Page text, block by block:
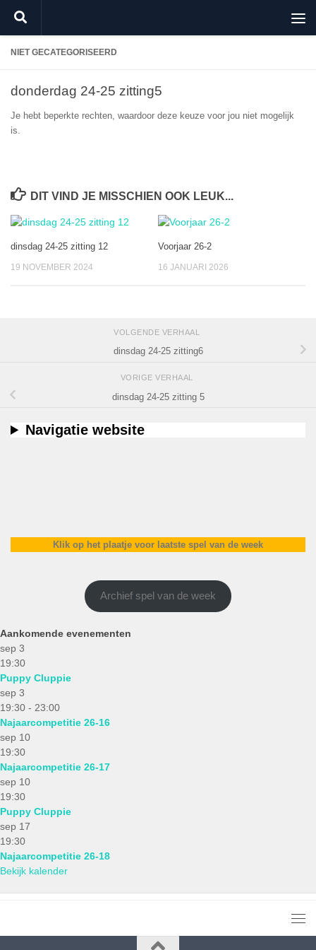
Doorgaan naar inhoud
NIET GECATEGORISEERD
donderdag 24-25 zitting5
Je hebt beperkte rechten, waardoor deze keuze voor jou niet mogelijk
is.
DIT VIND JE MISSCHIEN OOK LEUK...
dinsdag 24-25 zitting 12
19 NOVEMBER 2024
Voorjaar 26-2
16 JANUARI 2026
VOLGENDE VERHAAL
dinsdag 24-25 zitting6
VORIGE VERHAAL
dinsdag 24-25 zitting 5
Navigatie website
Klik op het plaatje voor laatste spel van de week
Archief spel van de week
Aankomende evenementen
sep 3
19:30
Puppy Cluppie
sep 3
19:30 - 23:00
Najaarcompetitie 26-16
sep 10
19:30
Najaarcompetitie 26-17
sep 10
19:30
Puppy Cluppie
sep 17
19:30
Najaarcompetitie 26-18
Bekijk kalender